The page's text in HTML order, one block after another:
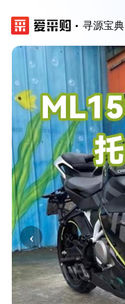
寻源宝典
‹